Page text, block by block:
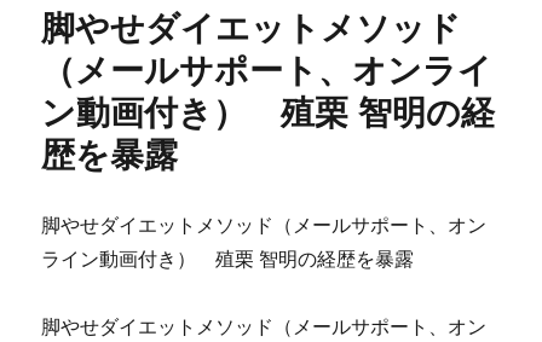
の
体
コ
ン
プ
リ
ト
ガ
効
脚やせダイエットメソッド
（メールサポート、オンライ
ン動画付き） 殖栗 智明の経
歴を暴露
脚やせダイエットメソッド（メールサポート、オン
ライン動画付き） 殖栗 智明の経歴を暴露
脚やせダイエットメソッド（メールサポート、オン